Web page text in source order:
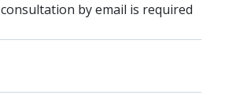
consultation by email is required